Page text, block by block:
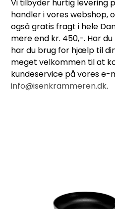
Vi tilbyder hurtig levering
handler i vores webshop,
også gratis fragt i hele
mere end kr. 450,-. Har
har du brug for hjælp til
meget velkommen til at
kundeservice på vores e-
info@isenkrammeren.dk.